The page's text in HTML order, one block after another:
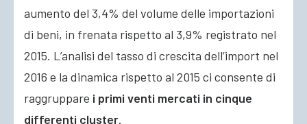
aumento del 3,4% del volume delle importazioni
di beni, in frenata rispetto al 3,9% registrato nel
2015. L’analisi del tasso di crescita dell’import nel
2016 e la dinamica rispetto al 2015 ci consente di
raggruppare i primi venti mercati in cinque
differenti cluster.